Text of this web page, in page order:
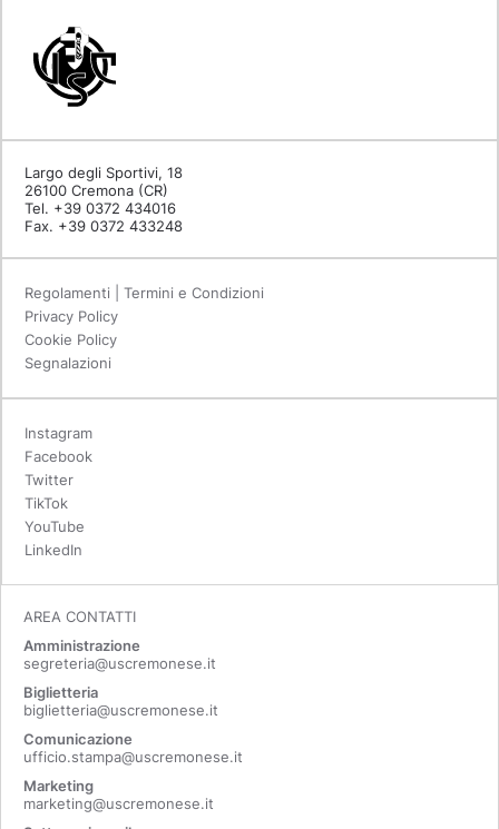
Largo degli Sportivi, 18
26100 Cremona (CR)
Tel. +39 0372 434016
Fax. +39 0372 433248
Regolamenti | Termini e Condizioni
Privacy Policy
Cookie Policy
Segnalazioni
Instagram
Facebook
Twitter
TikTok
YouTube
LinkedIn
AREA CONTATTI
Amministrazione
segreteria@uscremonese.it
Biglietteria
biglietteria@uscremonese.it
Comunicazione
ufficio.stampa@uscremonese.it
Marketing
marketing@uscremonese.it